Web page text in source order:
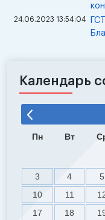
24.06.2023 13:54:04
Календарь
Пн Вт
3
4 5
10
11
17
18